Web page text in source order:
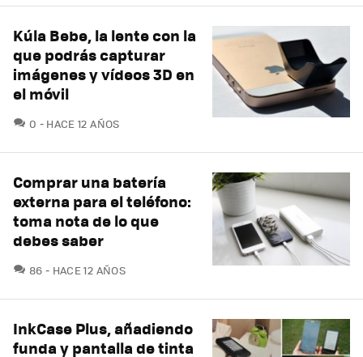
Kúla Bebe, la lente con la
que podrás capturar
imágenes y vídeos 3D en
el móvil
0 COMENTARIOS
HACE 12 AÑOS
Comprar una batería
externa para el teléfono:
toma nota de lo que
debes saber
86 COMENTARIOS
HACE 12 AÑOS
InkCase Plus, añadiendo
funda y pantalla de tinta